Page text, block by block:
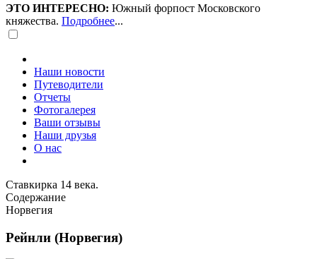
ЭТО ИНТЕРЕСНО: Южный форпост Московского
княжества. Подробнее...
Наши новости
Путеводители
Отчеты
Фотогалерея
Ваши отзывы
Наши друзья
О нас
Ставкирка 14 века.
Содержание
Норвегия
Рейнли (Норвегия)